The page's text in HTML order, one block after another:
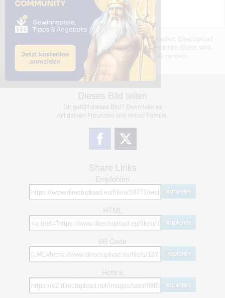
Das dargestellte Bild wurde von einem Nutzer hochgeladen. Directupload
übernimmt keinerlei Haftung für den Inhalt des dargestellten Bildes, wird
jedoch bei Verstößen nach §2(3) unserer AGB handeln.
Dieses Bild teilen
Dir gefällt dieses Bild? Dann teile es
mit deinen Freunden und deiner Familie.
Share Links
Empfohlen
kopieren
HTML
kopieren
BB Code
kopieren
Hotlink
kopieren